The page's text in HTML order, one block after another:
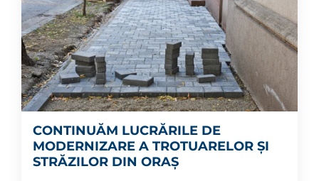
CONTINUĂM LUCRĂRILE DE
MODERNIZARE A TROTUARELOR ȘI
STRĂZILOR DIN ORAȘ